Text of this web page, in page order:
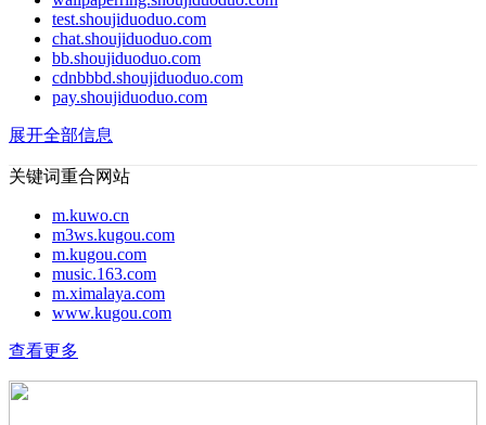
test.shoujiduoduo.com
chat.shoujiduoduo.com
bb.shoujiduoduo.com
cdnbbbd.shoujiduoduo.com
pay.shoujiduoduo.com
展开全部信息
关键词重合网站
m.kuwo.cn
m3ws.kugou.com
m.kugou.com
music.163.com
m.ximalaya.com
www.kugou.com
查看更多